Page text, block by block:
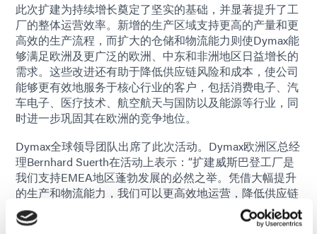
此次扩建为持续增长奠定了坚实的基础，并显著提升了工
厂的整体运营效率。新增的生产区域支持更高的产量和更
高效的生产流程，而扩大的仓储和物流能力则使Dymax能
够满足欧洲及更广泛的欧洲、中东和非洲地区日益增长的
需求。这些改进还有助于降低供应链风险和成本，使公司
能够更有效地服务于核心行业的客户，包括消费电子、汽
车电子、医疗技术、航空航天与国防以及能源等行业，同
时进一步巩固其在欧洲的竞争地位。
Dymax全球领导团队出席了此次活动。Dymax欧洲区总经
理Bernhard Suerth在活动上表示：“扩建威斯巴登工厂是
我们支持EMEA地区蓬勃发展的必然之举。凭借大幅提升
的生产和物流能力，我们可以更高效地运营，降低供应链
风险，并与客户建立更紧密的联系，从而进一步巩固我们
在Dymax全球网络中的地位。”